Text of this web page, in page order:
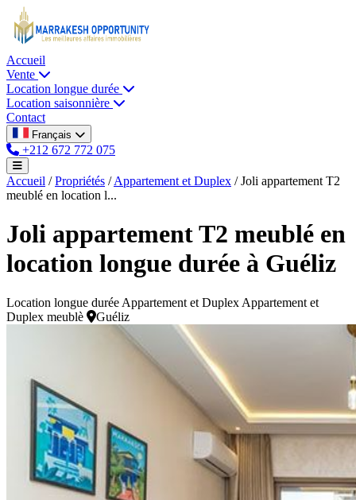
Accueil
Vente
Location longue durée
Location saisonnière
Contact
Français
+212 672 772 075
Accueil / Propriétés / Appartement et Duplex / Joli appartement T2
meublé en location l...
Joli appartement T2 meublé en
location longue durée à Guéliz
Location longue durée Appartement et Duplex Appartement et
Duplex meublè
Guéliz